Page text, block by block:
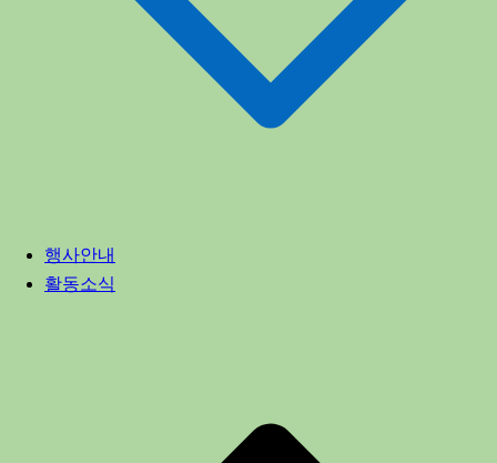
행사안내
활동소식